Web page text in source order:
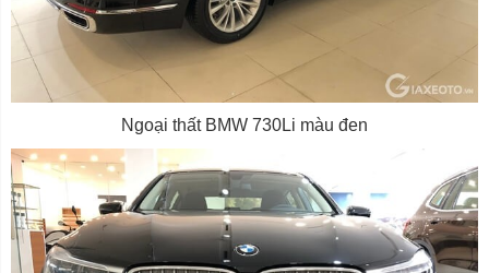
Ngoại thất BMW 730Li màu đen